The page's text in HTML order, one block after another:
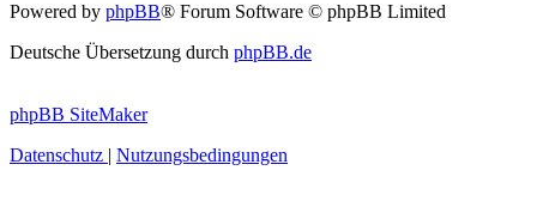
Powered by phpBB® Forum Software © phpBB Limited
Deutsche Übersetzung durch phpBB.de
phpBB SiteMaker
Datenschutz | Nutzungsbedingungen